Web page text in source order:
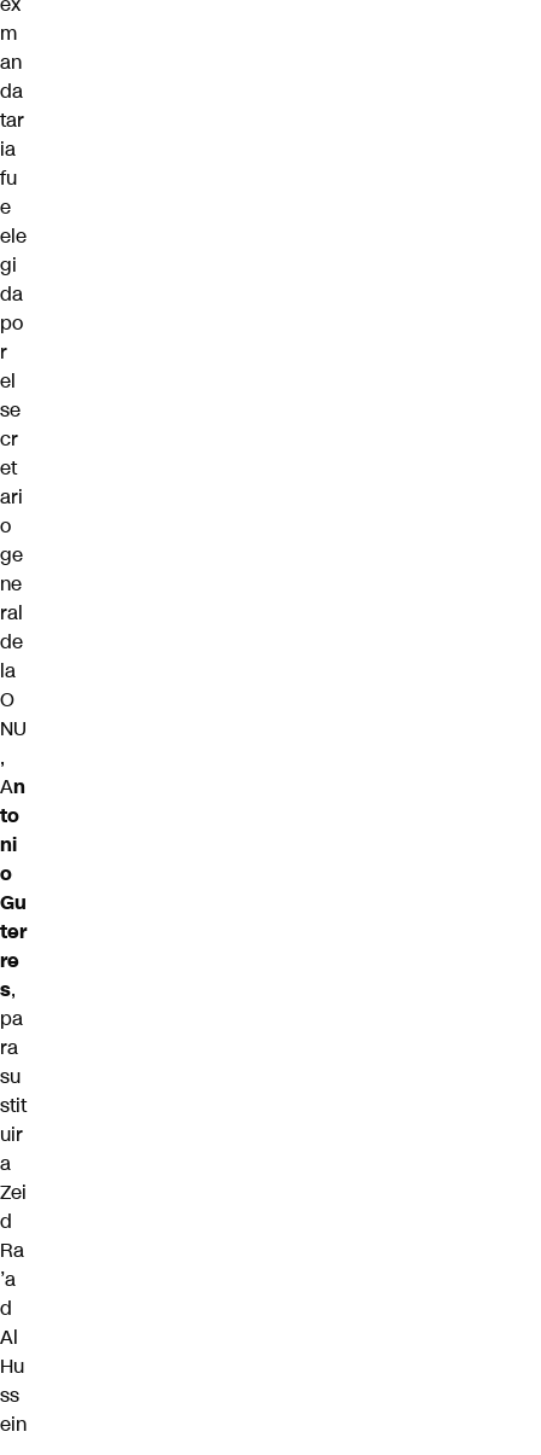
m
an
da
tar
ia
fu
e
ele
gi
da
po
r
el
se
cr
et
ari
o
ge
ne
ral
de
la
O
NU
,
An
to
ni
o
Gu
ter
re
s,
pa
ra
su
stit
uir
a
Zei
d
Ra
’a
d
Al
Hu
ss
ein